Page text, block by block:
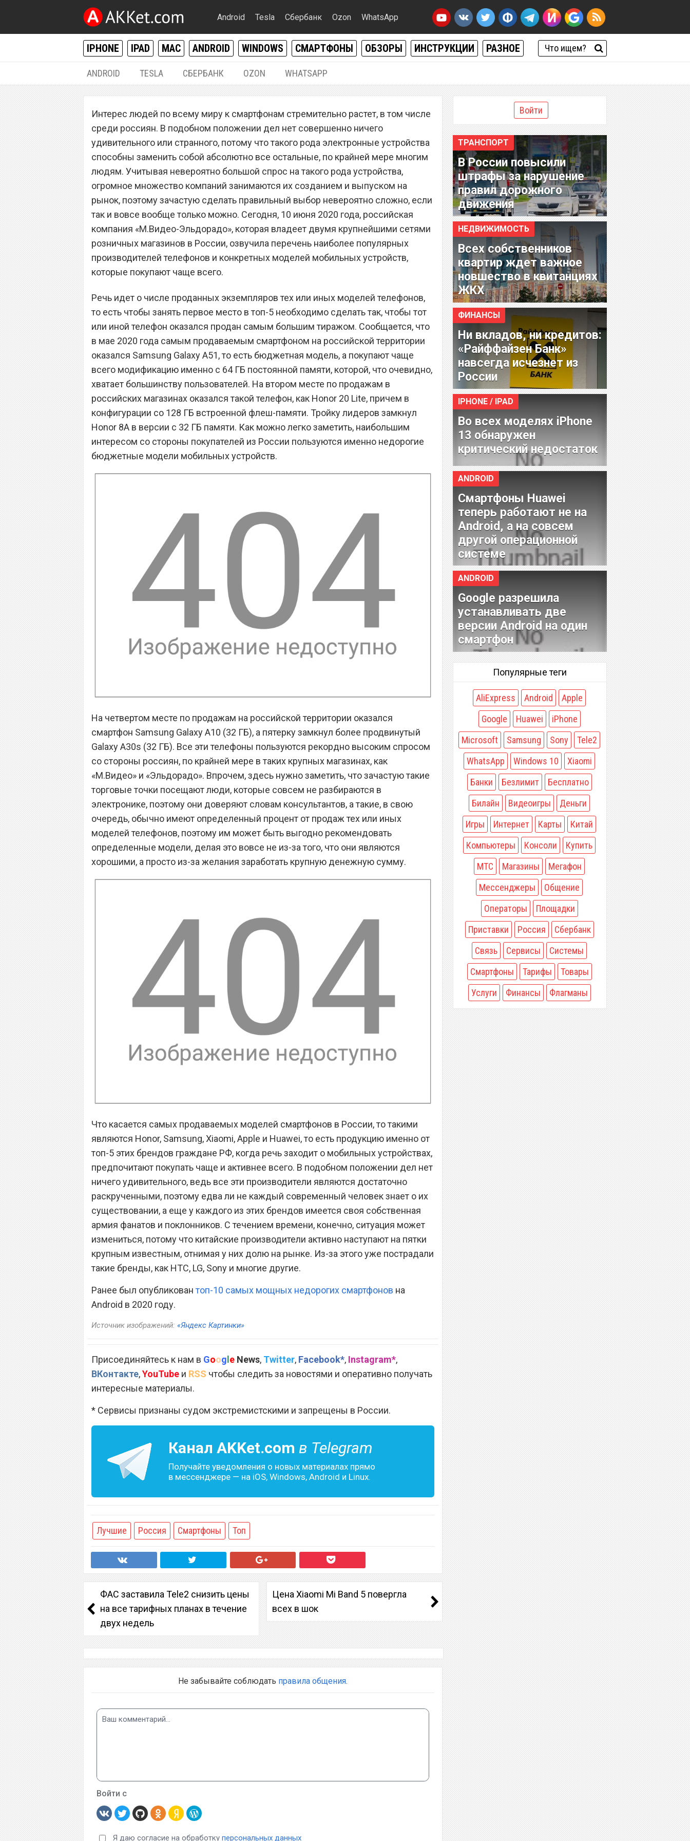
Android Tesla Сбербанк Ozon WhatsApp
IPHONE IPAD MAC ANDROID WINDOWS СМАРТФОНЫ ОБЗОРЫ ИНСТРУКЦИИ РАЗНОЕ
ANDROID TESLA СБЕРБАНК OZON WHATSAPP
Топ-5 самых продаваемых смартфонов и
самых популярных брендов в России
Интерес людей по всему миру к смартфонам стремительно растет, в том числе
среди россиян. В подобном положении дел нет совершенно ничего
удивительного или странного, потому что такого рода электронные устройства
способны заменить собой абсолютно все остальные, по крайней мере многим
людям. Учитывая невероятно большой спрос на такого рода устройства,
огромное множество компаний занимаются их созданием и выпуском на
рынок, поэтому зачастую сделать правильный выбор невероятно сложно, если
так и вовсе вообще только можно. Сегодня, 10 июня 2020 года, российская
компания «М.Видео-Эльдорадо», которая владеет двумя крупнейшими сетями
розничных магазинов в России, озвучила перечень наиболее популярных
производителей телефонов и конкретных моделей мобильных устройств,
которые покупают чаще всего.
Речь идет о числе проданных экземпляров тех или иных моделей телефонов,
то есть чтобы занять первое место в топ-5 необходимо сделать так, чтобы тот
или иной телефон оказался продан самым большим тиражом. Сообщается, что
в мае 2020 года самым продаваемым смартфоном на российской территории
оказался Samsung Galaxy A51, то есть бюджетная модель, а покупают чаще
всего модификацию именно с 64 ГБ постоянной памяти, которой, что очевидно,
хватает большинству пользователей. На втором месте по продажам в
российских магазинах оказался такой телефон, как Honor 20 Lite, причем в
конфигурации со 128 ГБ встроенной флеш-памяти. Тройку лидеров замкнул
Honor 8A в версии с 32 ГБ памяти. Как можно легко заметить, наибольшим
интересом со стороны покупателей из России пользуются именно недорогие
бюджетные модели мобильных устройств.
На четвертом месте по продажам на российской территории оказался
смартфон Samsung Galaxy A10 (32 ГБ), а пятерку замкнул более продвинутый
Galaxy A30s (32 ГБ). Все эти телефоны пользуются рекордно высоким спросом
со стороны россиян, по крайней мере в таких крупных магазинах, как
«М.Видео» и «Эльдорадо». Впрочем, здесь нужно заметить, что зачастую такие
торговые точки посещают люди, которые совсем не разбираются в
электронике, поэтому они доверяют словам консультантов, а такие, в свою
очередь, обычно имеют определенный процент от продаж тех или иных
моделей телефонов, поэтому им может быть выгодно рекомендовать
определенные модели, делая это вовсе не из-за того, что они являются
хорошими, а просто из-за желания заработать крупную денежную сумму.
Что касается самых продаваемых моделей смартфонов в России, то такими
являются Honor, Samsung, Xiaomi, Apple и Huawei, то есть продукцию именно от
топ-5 этих брендов граждане РФ, когда речь заходит о мобильных устройствах,
предпочитают покупать чаще и активнее всего. В подобном положении дел нет
ничего удивительного, ведь все эти производители являются достаточно
раскрученными, поэтому едва ли не каждый современный человек знает о их
существовании, а еще у каждого из этих брендов имеется своя собственная
армия фанатов и поклонников. С течением времени, конечно, ситуация может
измениться, потому что китайские производители активно наступают на пятки
крупным известным, отнимая у них долю на рынке. Из-за этого уже пострадали
такие бренды, как HTC, LG, Sony и многие другие.
Ранее был опубликовантоп-10 самых мощных недорогих смартфонов на
Android в 2020 году.
Источник изображений: «Яндекс Картинки»
Присоединяйтесь к нам в Google News, Twitter, Facebook*, Instagram*,
ВКонтакте,YouTube и RSS чтобы следить за новостями и оперативно получать
интересные материалы.
* Сервисы признаны судом экстремистскими и запрещены в России.
Канал AKKet.com в Telegram
Получайте уведомления о новых материалах прямо
в мессенджере — на iOS, Windows, Android и Linux.
Лучшие Россия Смартфоны Топ
ФАС заставила Tele2 снизить цены
на все тарифных планах в течение
двух недель
Цена Xiaomi Mi Band 5 повергла
всех в шок
Не забывайте соблюдать правила общения.
Войти с
Я даю согласие на обработку персональных данных
Войти
ТРАНСПОРТ
В России повысили
штрафы за нарушение
правил дорожного
движения
НЕДВИЖИМОСТЬ
Всех собственников
квартир ждет важное
новшество в квитанциях
ЖКХ
ФИНАНСЫ
Ни вкладов, ни кредитов:
«Райффайзен Банк»
навсегда исчезнет из
России
IPHONE / IPAD
Во всех моделях iPhone
13 обнаружен
критический недостаток
ANDROID
Смартфоны Huawei
теперь работают не на
Android, а на совсем
другой операционной
системе
ANDROID
Google разрешила
устанавливать две
версии Android на один
смартфон
Популярные теги
AliExpress Android
Apple
Google
Huawei
iPhone
Microsoft
Samsung Sony
Tele2
WhatsApp
Windows 10
Xiaomi
Банки
Безлимит
Бесплатно
Билайн
Видеоигры
Деньги
Игры
Интернет Карты
Китай
Компьютеры
Консоли
Купить
МТС
Магазины
Мегафон
Мессенджеры
Общение
Операторы
Площадки
Приставки
Россия
Сбербанк
Связь
Сервисы
Системы
Смартфоны
Тарифы
Товары
Услуги
Финансы Флагманы